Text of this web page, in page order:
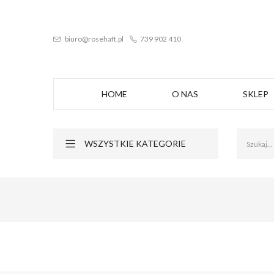
biuro@rosehaft.pl 739 902 410
HOME O NAS SKLEP
WSZYSTKIE KATEGORIE